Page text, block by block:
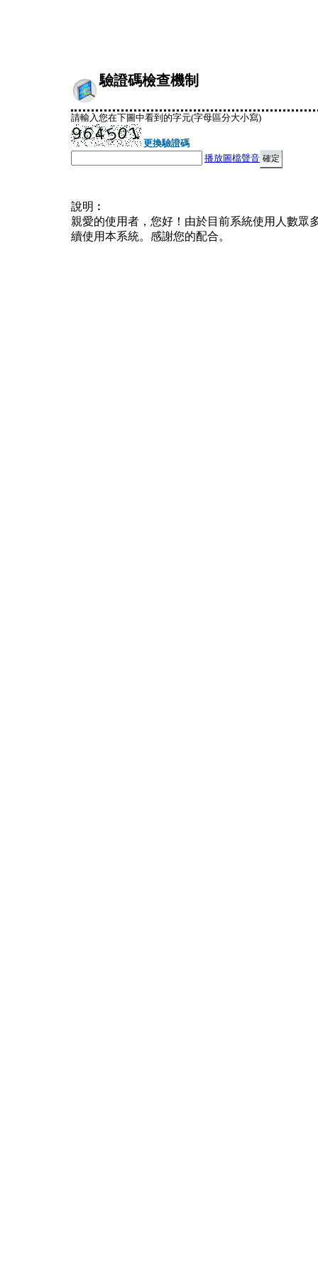
驗證碼檢查機制
請輸入您在下圖中看到的字元(字母區分大小寫)
更換驗證碼
播放圖檔聲音
說明︰
親愛的使用者，您好！由於目前系統使用人數眾
續使用本系統。感謝您的配合。